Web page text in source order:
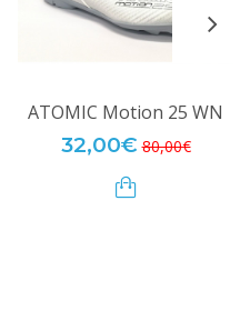
ATOMIC Motion 25 WN
32,00€ 80,00€